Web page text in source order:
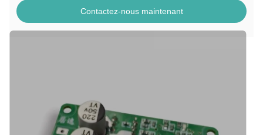
Contactez-nous maintenant